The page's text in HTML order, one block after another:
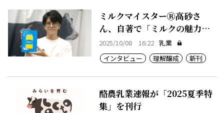
ミルクマイスターⓇ高砂さ
ん、自著で「ミルクの魅力」
発信
2025/10/08 16:22 乳業
インタビュー
理解醸成 新刊
酪農乳業速報が「2025夏季特
集」を刊行